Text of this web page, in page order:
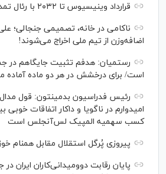
قرارداد وینیسیوس تا ۲۰۳۲ با رئال‌ تمدید شد
ناکامی در خانه، تصمیمی جنجالی؛
اضافه‌وزن از تیم ملی اخراج می‌شوند!
رستمیان: هدفم تثبیت جایگاهم در
است/ برای درخشش در هر دو ماده
رئیس فدراسیون بدمینتون: قول
امیدوارم در ناگویا و داکار اتفاقات
کسب سهمیه المپیک لس‌آنجلس است
پیروزی پُرگل استقلال مقابل همنام
پایان رقابت دوومیدانی‌کاران ایران